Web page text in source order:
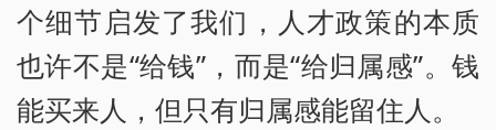
个细节启发了我们，人才政策的本质
也许不是“给钱”，而是“给归属感”。钱
能买来人，但只有归属感能留住人。